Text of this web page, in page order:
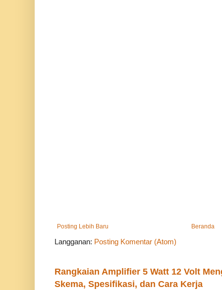
Posting Lebih Baru Beranda
Langganan: Posting Komentar (Atom)
Rangkaian Amplifier 5 Watt 12 Volt
Skema, Spesifikasi, dan Cara Kerja